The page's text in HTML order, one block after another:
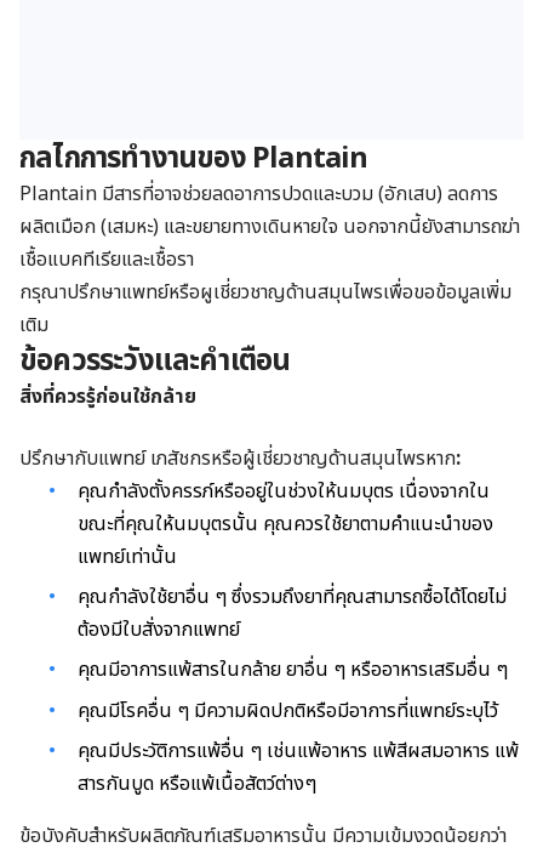
กลไกการทำงานของ Plantain
Plantain มีสารที่อาจช่วยลดอาการปวดและบวม (อักเสบ) ลดการ
ผลิตเมือก (เสมหะ) และขยายทางเดินหายใจ นอกจากนี้ยังสามารถฆ่า
เชื้อแบคทีเรียและเชื้อรา
กรุณาปรึกษาแพทย์หรือผูเชี่ยวชาญด้านสมุนไพรเพื่อขอข้อมูลเพิ่ม
เติม
ข้อควรระวังและคำเตือน
สิ่งที่ควรรู้ก่อนใช้กล้าย
ปรึกษากับแพทย์ เภสัชกรหรือผู้เชี่ยวชาญด้านสมุนไพรหาก:
คุณกำลังตั้งครรภ์หรืออยู่ในช่วงให้นมบุตร เนื่องจากใน
ขณะที่คุณให้นมบุตรนั้น คุณควรใช้ยาตามคำแนะนำของ
แพทย์เท่านั้น
คุณกำลังใช้ยาอื่น ๆ ซึ่งรวมถึงยาที่คุณสามารถซื้อได้โดยไม่
ต้องมีใบสั่งจากแพทย์
คุณมีอาการแพ้สารในกล้าย ยาอื่น ๆ หรืออาหารเสริมอื่น ๆ
คุณมีโรคอื่น ๆ มีความผิดปกติหรือมีอาการที่แพทย์ระบุไว้
คุณมีประวัติการแพ้อื่น ๆ เช่นแพ้อาหาร แพ้สีผสมอาหาร แพ้
สารกันบูด หรือแพ้เนื้อสัตว์ต่างๆ
ข้อบังคับสำหรับผลิตภัณฑ์เสริมอาหารนั้น มีความเข้มงวดน้อยกว่า